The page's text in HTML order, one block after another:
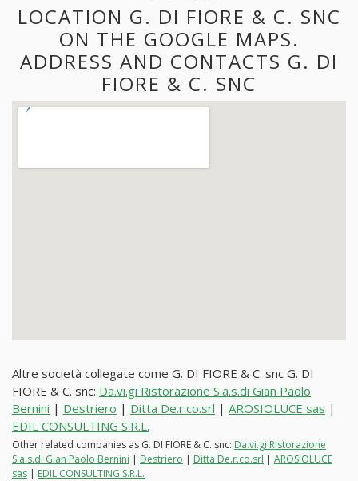
LOCATION G. DI FIORE & C. SNC
ON THE GOOGLE MAPS.
ADDRESS AND CONTACTS G. DI
FIORE & C. SNC
Altre società collegate come G. DI FIORE & C. snc G. DI
FIORE & C. snc: Da.vi.gi Ristorazione S.a.s.di Gian Paolo
Bernini | Destriero | Ditta De.r.co.srl | AROSIOLUCE sas |
EDIL CONSULTING S.R.L.
Other related companies as G. DI FIORE & C. snc: Da.vi.gi Ristorazione
S.a.s.di Gian Paolo Bernini | Destriero | Ditta De.r.co.srl | AROSIOLUCE
sas | EDIL CONSULTING S.R.L.